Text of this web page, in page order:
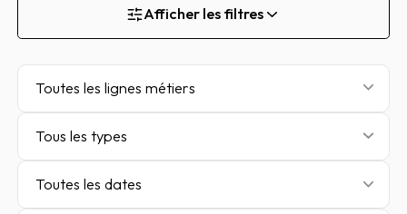
Afficher les filtres
Toutes les lignes métiers
Tous les types
Toutes les dates